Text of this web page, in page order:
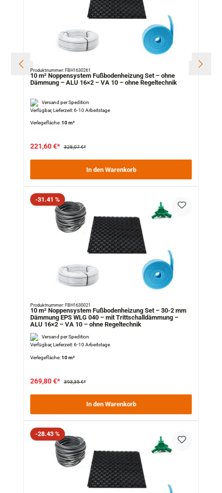
Produktnummer: FBH1630261
10 m² Noppensystem Fußbodenheizung Set – ohne
Dämmung – ALU 16×2 – VA 10 – ohne Regeltechnik
Versand per Spedition
Verfügbar, Lieferzeit: 6-10 Arbeitstage
Verlegefläche:10 m²
221,60 €* 328,07 €*
In den Warenkorb
Rabatt
-31.41 %
Produktnummer: FBH1630021
10 m² Noppensystem Fußbodenheizung Set – 30-2 mm
Dämmung EPS WLG 040 – mit Trittschalldämmung –
ALU 16×2 – VA 10 – ohne Regeltechnik
Versand per Spedition
Verfügbar, Lieferzeit: 6-10 Arbeitstage
Verlegefläche:10 m²
269,80 €* 393,35 €*
In den Warenkorb
Rabatt
-28.43 %